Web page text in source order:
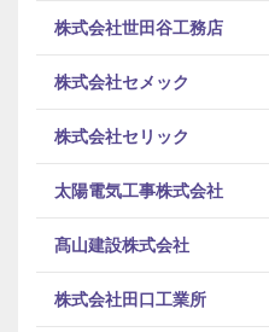
株式会社世田谷工務店
株式会社セメック
株式会社セリック
太陽電気工事株式会社
髙山建設株式会社
株式会社田口工業所